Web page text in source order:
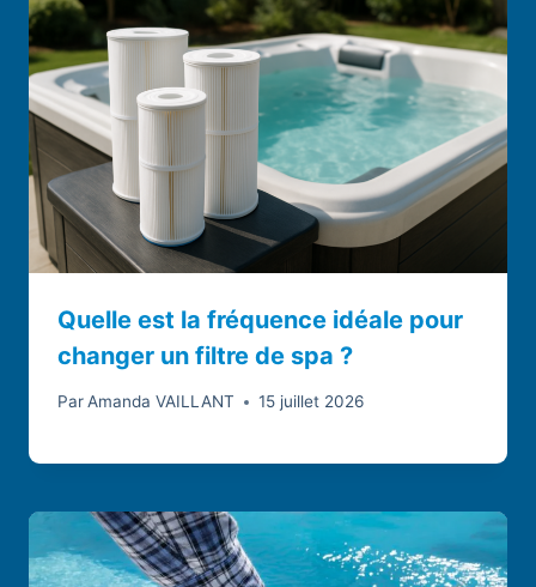
Quelle est la fréquence idéale pour
changer un filtre de spa ?
ParAmanda VAILLANT 15 juillet 2026